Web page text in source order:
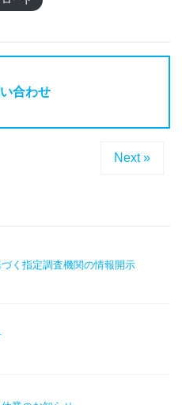
合わせ
Next »
く指定調査機関の情報開示